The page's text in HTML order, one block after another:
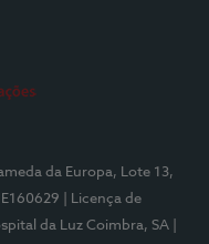
da Europa, Lote 13,
E160629
| Licença de
da Luz Coimbra, SA